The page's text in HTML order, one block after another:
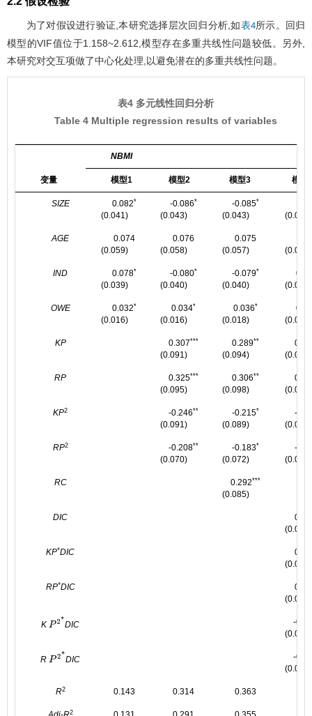
为了对假设进行验证,本研究选择层次回归分析,如表4所示。回归
模型的VIF值位于1.158~2.612,模型存在多重共线性问题较低。另外,
本研究对交互项做了中心化处理,以避免潜在的多重共线性问题。
表4 多元线性回归分析
Table 4 Multiple regression results of variables
变量
NBMI
模型1 模型2 模型3 模型
SIZE 0.082*
(0.041)
-0.086*
(0.043)
-0.085*
(0.043)
(0.045)
AGE
0.074
(0.059)
0.076
(0.058)
0.075
(0.057)
(0.059)
IND 0.078*
(0.039)
-0.080*
(0.040)
-0.079*
(0.040)
(0.040)
OWE 0.032*
(0.016)
0.034*
(0.016)
0.036*
(0.018)
(0.018)
KP 0.307***
(0.091)
0.289**
(0.094)
(0.096)
RP 0.325***
(0.095)
0.306**
(0.098)
(0.098)
KP2 -0.246**
(0.091)
-0.215*
(0.089)
-
(0.087)
RP2 -0.208**
(0.070)
-0.183*
(0.072)
-
(0.071)
RC 0.292***
(0.085)
DIC
(0.069)
KP*DIC
(0.039)
RP*DIC
(0.028)
K P2*
DIC
-
(0.074)
R P2*
DIC
-
(0.062)
R2 0.143 0.314 0.363
2